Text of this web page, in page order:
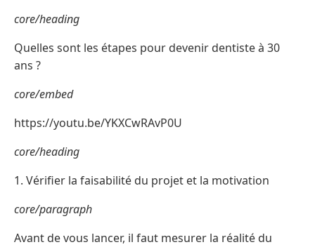
core/heading
Quelles sont les étapes pour devenir dentiste à 30
ans ?
core/embed
https://youtu.be/YKXCwRAvP0U
core/heading
1. Vérifier la faisabilité du projet et la motivation
core/paragraph
Avant de vous lancer, il faut mesurer la réalité du